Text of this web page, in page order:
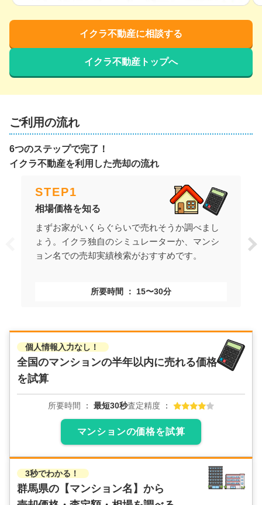
イクラ不動産に相談する
イクラ不動産トップへ
ご利用の流れ
6つのステップで完了！
イクラ不動産を利用した売却の流れ
STEP1
相場価格を知る
まずお家がいくらぐらいで売れそうか調べまし
ょう。イクラ独自のシミュレーターか、マンシ
ョン名での売却実績検索がおすすめです。
所要時間 15〜30分
個人情報入力なし！
全国のマンションの半年以内に売れる価格
を試算
所要時間 最短30秒査定精度
マンションの価格を試算
3秒でわかる！
群馬県の 【マンション名】から